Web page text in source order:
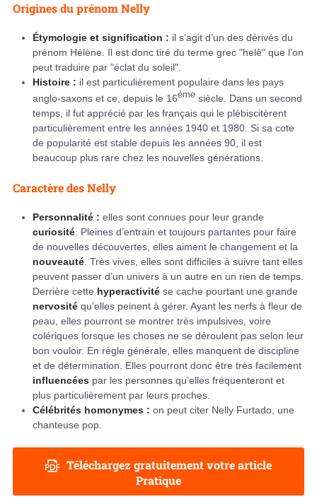
Origines du prénom Nelly
Étymologie et signification : il s’agit d’un des dérivés du
prénom Hélène. Il est donc tiré du terme grec "helê" que l’on
peut traduire par "éclat du soleil".
Histoire : il est particulièrement populaire dans les pays
anglo-saxons et ce, depuis le 16ème siècle. Dans un second
temps, il fut apprécié par les français qui le plébiscitèrent
particulièrement entre les années 1940 et 1980. Si sa cote
de popularité est stable depuis les années 90, il est
beaucoup plus rare chez les nouvelles générations.
Caractère des Nelly
Personnalité : elles sont connues pour leur grande
curiosité . Pleines d’entrain et toujours partantes pour faire
de nouvelles découvertes, elles aiment le changement et la
nouveauté . Très vives, elles sont difficiles à suivre tant elles
peuvent passer d’un univers à un autre en un rien de temps.
Derrière cette hyperactivité se cache pourtant une grande
nervosité qu’elles peinent à gérer. Ayant les nerfs à fleur de
peau, elles pourront se montrer très impulsives, voire
colériques lorsque les choses ne se déroulent pas selon leur
bon vouloir. En règle générale, elles manquent de discipline
et de détermination. Elles pourront donc être très facilement
influencées par les personnes qu’elles fréquenteront et
plus particulièrement par leurs proches.
Célébrités homonymes : on peut citer Nelly Furtado, une
chanteuse pop.
Téléchargez gratuitement votre article
Pratique